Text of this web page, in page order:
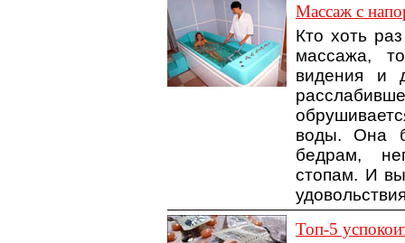
Массаж с
Кто хоть
массажа,
видения и
воды. Она
бедрам,
стопам. И вы
Топ-5